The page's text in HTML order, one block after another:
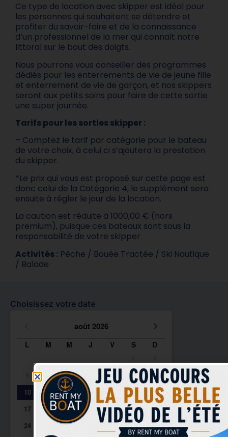
Ce type de location avec skipper est idéal pour
les personnes qui souhaitent se détendre et
profiter du savoir-faire et de la connaissance
d’un professionnel de la mer qui connaît notre
littoral sur le bout des doigts.
Nous pourrons vous conseiller des programmes
dédiés pour les enterrements de vie de jeune fille
et enterrement de vie de garçon, et nos skippers
seront aux petits soins pour faire de cette sortie
une super journée.
Tarifs pour les sorties skipper :
– Comptez le tarif par catégorie pour le bateau
de votre choix, à celui ci s’ajoutera la prestation
du skipper.
*Le prix qui vous est proposé sur cette page est
donc celui de la Catégorie 4, le supplément sera
ensuite à régler le jour de la location.
La caution est réduite à 1000,00 € (hors
premium), puisque ces bateaux sont sous la
responsabilité de votre skipper
Activités : Pêche / Bouée Tractée / Ski Nautique
/ Balade
Choisissez votre date
août 2026
L M M J V S D
4 5 7 8
9
10
11 12 13 14 15
16
17
18 19 20 21 22
23
24
26 28 29
30